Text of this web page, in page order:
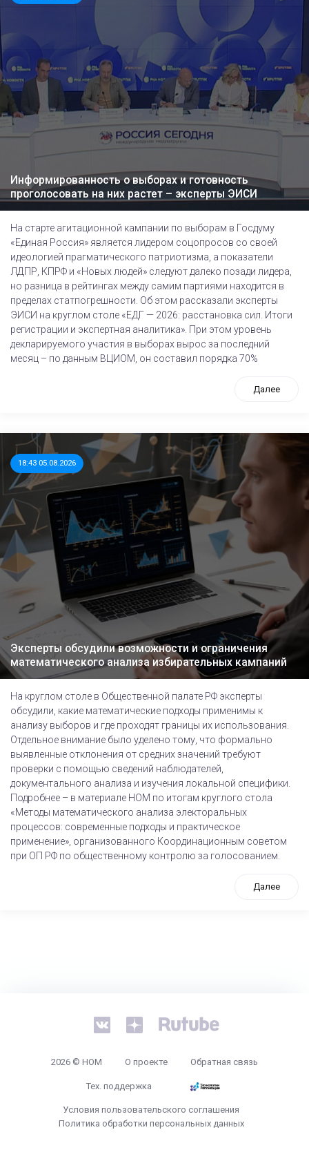
Информированность о выборах и готовность
проголосовать на них растет – эксперты ЭИСИ
На старте агитационной кампании по выборам в Госдуму
«Единая Россия» является лидером соцопросов со своей
идеологией прагматического патриотизма, а показатели
ЛДПР, КПРФ и «Новых людей» следуют далеко позади лидера,
но разница в рейтингах между самим партиями находится в
пределах статпогрешности. Об этом рассказали эксперты
ЭИСИ на круглом столе «ЕДГ — 2026: расстановка сил. Итоги
регистрации и экспертная аналитика». При этом уровень
декларируемого участия в выборах вырос за последний
месяц – по данным ВЦИОМ, он составил порядка 70%
Далее
18:43 05.08.2026
Эксперты обсудили возможности и ограничения
математического анализа избирательных кампаний
На круглом столе в Общественной палате РФ эксперты
обсудили, какие математические подходы применимы к
анализу выборов и где проходят границы их использования.
Отдельное внимание было уделено тому, что формально
выявленные отклонения от средних значений требуют
проверки с помощью сведений наблюдателей,
документального анализа и изучения локальной специфики.
Подробнее – в материале НОМ по итогам круглого стола
«Методы математического анализа электоральных
процессов: современные подходы и практическое
применение», организованного Координационным советом
при ОП РФ по общественному контролю за голосованием.
Далее
2026 © НОМ О проекте Обратная связь
Тех. поддержка
Условия пользовательского соглашения
Политика обработки персональных данных